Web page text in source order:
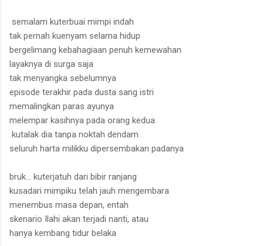
semalam kuterbuai mimpi indah
tak pernah kuenyam selama hidup
bergelimang kebahagiaan penuh kemewahan
layaknya di surga saja
tak menyangka sebelumnya
episode terakhir pada dusta sang istri
memalingkan paras ayunya
melempar kasihnya pada orang kedua
kutalak dia tanpa noktah dendam
seluruh harta milikku dipersembakan padanya
bruk… kuterjatuh dari bibir ranjang
kusadari mimpiku telah jauh mengembara
menembus masa depan, entah
skenario Ilahi akan terjadi nanti, atau
hanya kembang tidur belaka